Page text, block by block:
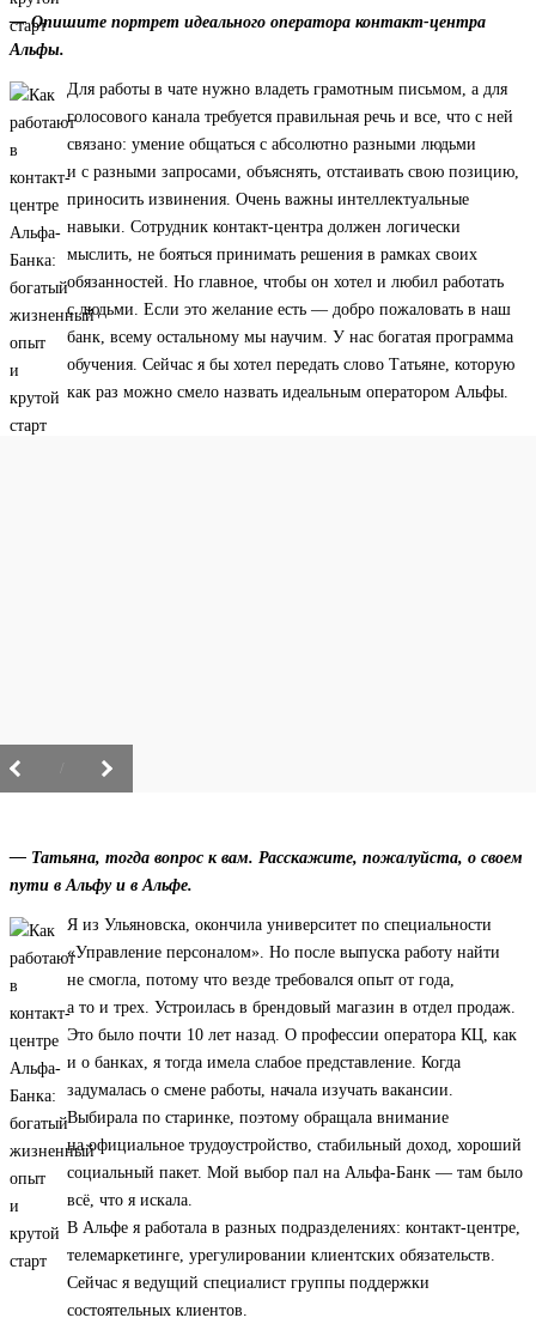
— Опишите портрет идеального оператора контакт-центра
Альфы.
Для работы в чате нужно владеть грамотным письмом, а для
голосового канала требуется правильная речь и все, что с ней
связано: умение общаться с абсолютно разными людьми
и с разными запросами, объяснять, отстаивать свою позицию,
приносить извинения. Очень важны интеллектуальные
навыки. Сотрудник контакт-центра должен логически
мыслить, не бояться принимать решения в рамках своих
обязанностей. Но главное, чтобы он хотел и любил работать
с людьми. Если это желание есть — добро пожаловать в наш
банк, всему остальному мы научим. У нас богатая программа
обучения. Сейчас я бы хотел передать слово Татьяне, которую
как раз можно смело назвать идеальным оператором Альфы.
— Татьяна, тогда вопрос к вам. Расскажите, пожалуйста, о своем
пути в Альфу и в Альфе.
Я из Ульяновска, окончила университет по специальности
«Управление персоналом». Но после выпуска работу найти
не смогла, потому что везде требовался опыт от года,
а то и трех. Устроилась в брендовый магазин в отдел продаж.
Это было почти 10 лет назад. О профессии оператора КЦ, как
и о банках, я тогда имела слабое представление. Когда
задумалась о смене работы, начала изучать вакансии.
Выбирала по старинке, поэтому обращала внимание
на официальное трудоустройство, стабильный доход, хороший
социальный пакет. Мой выбор пал на Альфа-Банк — там было
всё, что я искала.
В Альфе я работала в разных подразделениях: контакт-центре,
телемаркетинге, урегулировании клиентских обязательств.
Сейчас я ведущий специалист группы поддержки
состоятельных клиентов.